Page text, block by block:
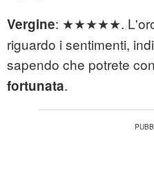
Vergine: ★★★★★.
riguardo i sentimenti,
sapendo che potrete
fortunata.